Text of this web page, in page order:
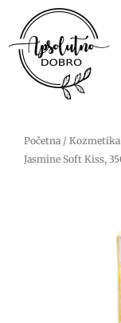
sadržaj
Početna / Kozmetika
Jasmine Soft Kiss,